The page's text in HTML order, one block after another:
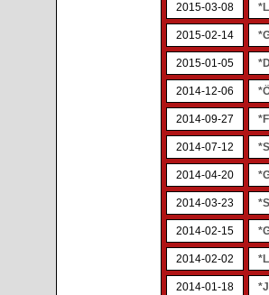
2015-03-08
2015-02-14
2015-01-05
2014-12-06
2014-09-27
2014-07-12
2014-04-20
2014-03-23
2014-02-15
2014-02-02
2014-01-18